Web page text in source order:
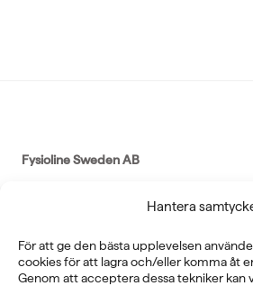
Hantera
För att ge den bästa upplevelsen
cookies för att lagra och/eller komma åt
Genom att acceptera dessa tekniker kan
Fysioline Sweden AB
TELEFON